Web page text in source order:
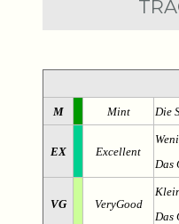
M Mint Die
EX Excellent
Das
VG VeryGood
Das